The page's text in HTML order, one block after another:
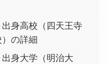
身高校（四天王寺
の詳細
身大学（明治大